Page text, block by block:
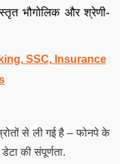
भौगोलिक और श्रेणी-
SSC, Insurance
से ली गई है – फोनपे के
की संपूर्णता.